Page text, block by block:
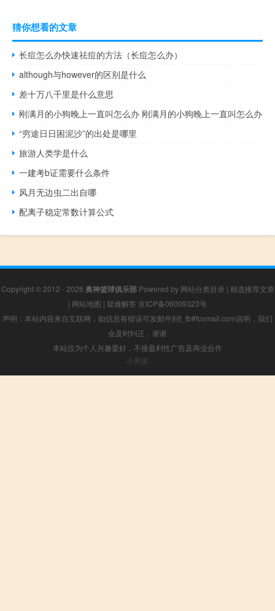
猜你想看的文章
长痘怎么办快速祛痘的方法（长痘怎么办）
although与however的区别是什么
差十万八千里是什么意思
刚满月的小狗晚上一直叫怎么办 刚满月的小狗晚上一直叫怎么办
“穷途日日困泥沙”的出处是哪里
旅游人类学是什么
一建考b证需要什么条件
风月无边虫二出自哪
配离子稳定常数计算公式
Copyright © 2012 - 2026 奥神篮球俱乐部Powered by 网站分类目录 | 精选推荐文章
| 网站地图 | 疑难解答 京ICP备06009323号
声明：本站内容来自互联网，如信息有错误可发邮件到f_fb#foxmail.com说明，我们
会及时纠正，谢谢
本站仅为个人兴趣爱好，不接盈利性广告及商业合作
小男孩